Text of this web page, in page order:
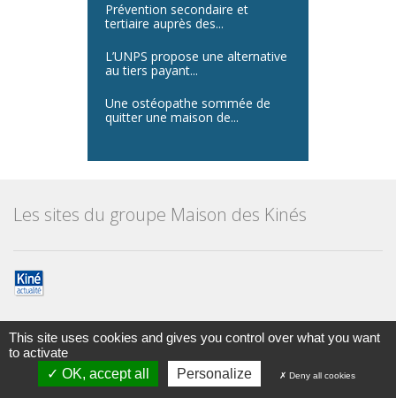
Prévention secondaire et
tertiaire auprès des...
L’UNPS propose une alternative
au tiers payant...
Une ostéopathe sommée de
quitter une maison de...
Les sites du groupe Maison des Kinés
Maison des kinésithérapeutes
This site uses cookies and gives you control over what you want
to activate
OK, accept all
Personalize Deny all cookies